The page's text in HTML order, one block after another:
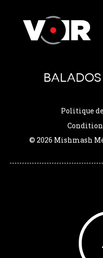
BALADOS
Politique
© 2026 Mishmash